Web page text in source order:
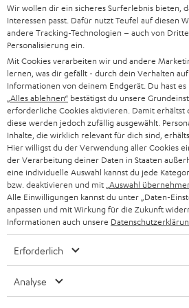
u
n
g
SOUNDBAR
STEREO
SMART HOME
BLUETOOTH-LAUTSPRECHER
KOPFHÖRER
BLUETOOTH-KOPFHÖRER
STEREOANLAGEN
LAUTSPRECHER
ULTIMA-SERIE
IN-EAR-KOPFHÖRER
KARRIERE
PRESSE & MARKETING
GESCHÄFTSKUNDEN
PARTNERPROGRAMM
BLOG
NEWSLETTER
STORES
DEINE VORTEILE BEI TEUFEL
UNSER MANAGEMENT
DEUTSCHLAND
ÖSTERREICH
SCHWEIZ
NIEDERLANDE
BELGIEN
FRANKREICH
POLEN
SPANIEN
Wir wollen dir ein sicheres Surferlebnis bieten,
Interessen passt. Dafür nutzt Teufel auf diesen
andere Tracking-Technologien – auch von
Personalisierung ein.
Mit Cookies verarbeiten wir und andere
lernen, was dir gefällt - durch dein Verhalten
Informationen von deinem Endgerät. Du hast
„Alles ablehnen“ bestätigst du unsere
erforderliche Cookies aktivieren. Damit erhältst
diese werden jedoch zufällig ausgewählt.
Inhalte, die wirklich relevant für dich sind,
Hier willigst du der Verwendung aller Cookies
der Verarbeitung deiner Daten in Staaten
eine individuelle Auswahl kannst du jede
bzw. deaktivieren und mit „Auswahl
Alle Einwilligungen kannst du unter „Daten-
anpassen und mit Wirkung für die Zukunft
Informationen auch unsere
Erforderlich
Analyse